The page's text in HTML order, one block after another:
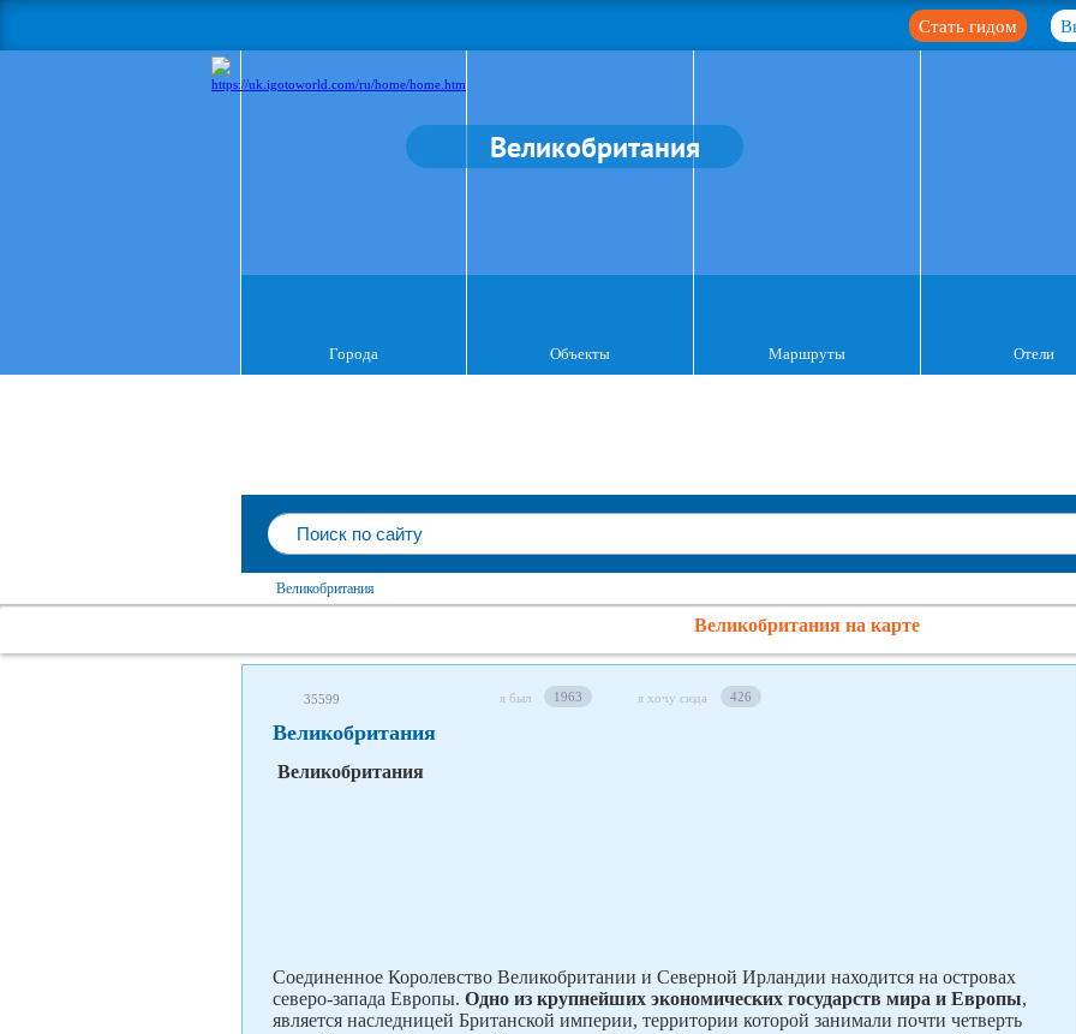
Стать гидом
Великобритания
Города Объекты Маршруты Отели
Великобритания
Великобритания на карте
35599 я был 1963 я хочу сюда 426
Великобритания
Великобритания
Соединенное Королевство Великобритании и Северной Ирландии находится на островах
северо-запада Европы. Одно из крупнейших экономических государств мира и Европы,
является наследницей Британской империи, территории которой занимали почти четверть